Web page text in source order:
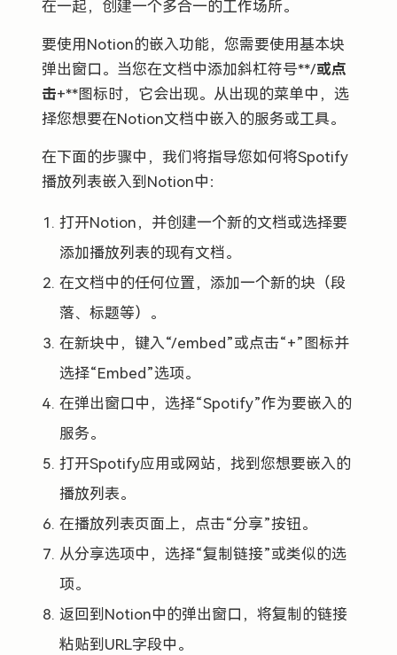
在一起，创建一个多合一的工作场所。
要使用Notion的嵌入功能，您需要使用基本块
弹出窗口。当您在文档中添加斜杠符号**/或点
击+**图标时，它会出现。从出现的菜单中，选
择您想要在Notion文档中嵌入的服务或工具。
在下面的步骤中，我们将指导您如何将Spotify
播放列表嵌入到Notion中：
打开Notion，并创建一个新的文档或选择要
添加播放列表的现有文档。
在文档中的任何位置，添加一个新的块（段
落、标题等）。
在新块中，键入“/embed”或点击“+”图标并
选择“Embed”选项。
在弹出窗口中，选择“Spotify”作为要嵌入的
服务。
打开Spotify应用或网站，找到您想要嵌入的
播放列表。
在播放列表页面上，点击“分享”按钮。
从分享选项中，选择“复制链接”或类似的选
项。
返回到Notion中的弹出窗口，将复制的链接
粘贴到URL字段中。